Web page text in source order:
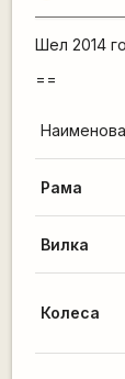
Шел 2014
==
Рама
Вилка
Колеса